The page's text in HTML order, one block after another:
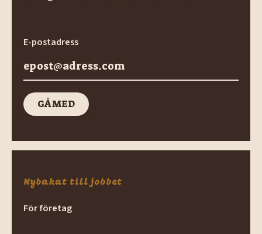
E-postadress
GÅ med
GÅ MED
Nybakat till jobbet
För företag